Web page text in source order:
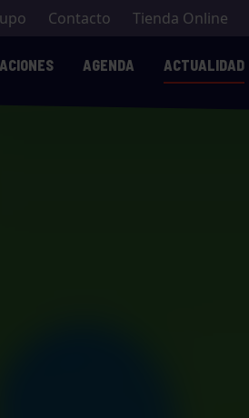
Contacto Tienda Online
AGENDA ACTUALIDAD